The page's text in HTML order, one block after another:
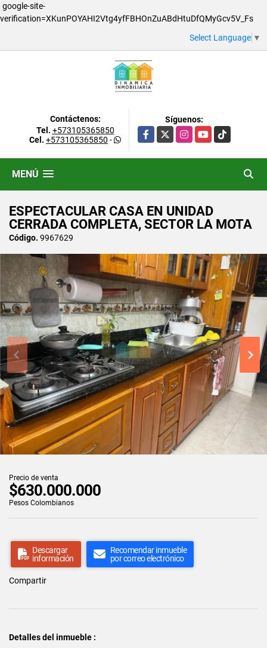
google-site-
verification=XKunPOYAHI2Vtg4yfFBHOnZuABdHtuDfQMyGcv5V_Fs
Select Language ▼
Contáctenos:
Tel. +573105365850
Cel. +573105365850 -
Síguenos:
Facebook
X InstagramYouTubeTikTok
MENÚ
ESPECTACULAR CASA EN UNIDAD
CERRADA COMPLETA, SECTOR LA MOTA
Código. 9967629
Precio de venta
$630.000.000
Pesos Colombianos
Descargar
información
Recomendar inmueble
por correo electrónico
Compartir
Detalles del inmueble :